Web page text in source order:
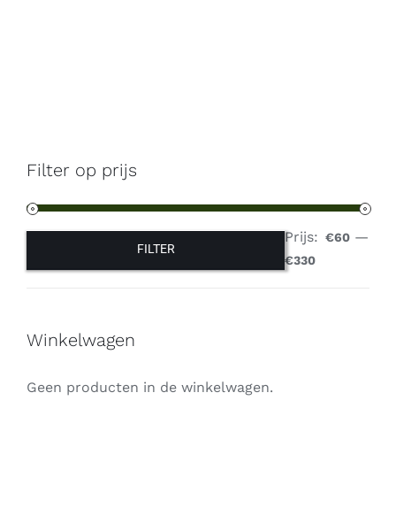
Filter op prijs
FILTER
Prijs: €60 —
€330
Winkelwagen
Geen producten in de winkelwagen.